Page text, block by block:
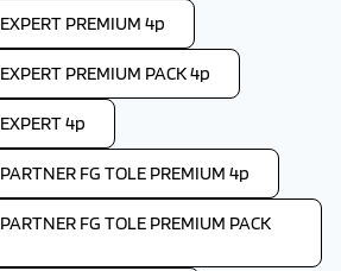
PREMIUM 4p
PREMIUM PACK 4p
4p
FG TOLE PREMIUM 4p
FG TOLE PREMIUM PACK